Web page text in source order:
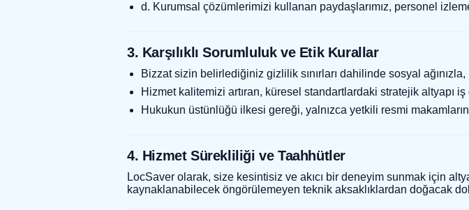
d. Kurumsal çözümlerimizi kullanan paydaşlarımız, personel
3. Karşılıklı Sorumluluk ve Etik Kurallar
Bizzat sizin belirlediğiniz gizlilik sınırları dahilinde sosyal ağınızla,
Hizmet kalitemizi artıran, küresel standartlardaki stratejik altyapı iş
Hukukun üstünlüğü ilkesi gereği, yalnızca yetkili resmi
4. Hizmet Sürekliliği ve Taahhütler
LocSaver olarak, size kesintisiz ve akıcı bir deneyim sunmak için
kaynaklanabilecek öngörülemeyen teknik aksaklıklardan doğacak